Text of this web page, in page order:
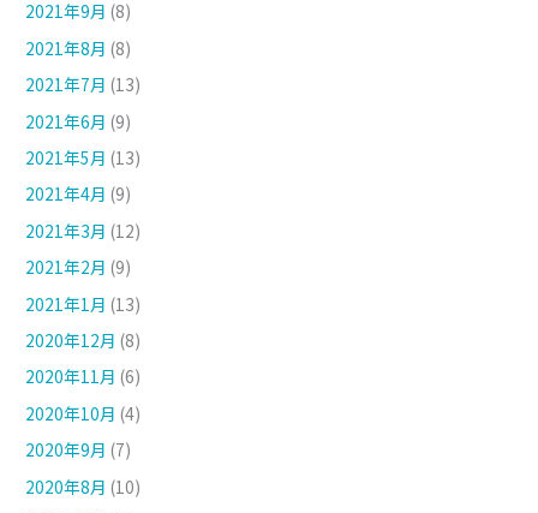
2021年9月 (8)
2021年8月 (8)
2021年7月 (13)
2021年6月 (9)
2021年5月 (13)
2021年4月 (9)
2021年3月 (12)
2021年2月 (9)
2021年1月 (13)
2020年12月 (8)
2020年11月 (6)
2020年10月 (4)
2020年9月 (7)
2020年8月 (10)